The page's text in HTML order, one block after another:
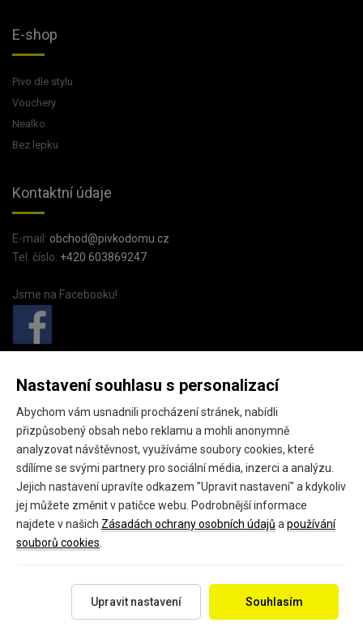
E-shop
Pivo dle stylu
Vouchery
Nealko
Bez lepku
Kontaktní údaje
E-mail: obchod@pivkodomu.cz
Tel. číslo: +420 603869247
Jsme na Facebooku!
Pivkodomu.cz (provozovatel GEO fashion s.r.o.),
Náměstí starosty Pavla 15,
Kladno, 27201
IČ: 24145301
DIČ: CZ24145301
Nastavení souhlasu s personalizací
Abychom vám usnadnili procházení stránek, nabídli
přizpůsobený obsah nebo reklamu a mohli anonymně
analyzovat návštěvnost, využíváme soubory cookies, které
sdílíme se svými partnery pro sociální média, inzerci a analýzu.
Jejich nastavení upravíte odkazem "Upravit nastavení" a kdykoliv
jej můžete změnit v patičce webu. Podrobnější informace
najdete v našich Zásadách ochrany osobních údajů a používání
souborů cookies
Souhlasím
Upravit nastavení